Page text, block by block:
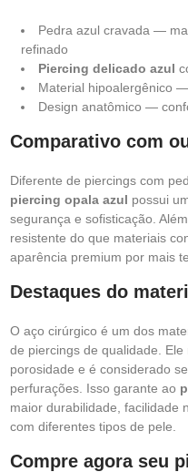
Pedra azul cravada —
refinado
Piercing delicado azul
Material hipoalergênico
Design anatômico —
Comparativo com
Diferente de piercings com
piercing opala azul possui
segurança e sofisticação.
resistente do que materiais
aparência premium por mais
Destaques do
O aço cirúrgico é um dos
de piercings de qualidade.
porosidade e é considerado
perfurações. Isso garante ao
maior durabilidade, facilidade
com diferentes tipos de pele.
Compre agora seu